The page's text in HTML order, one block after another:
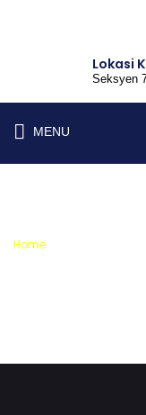
Lokasi
Seksyen
MENU
Home